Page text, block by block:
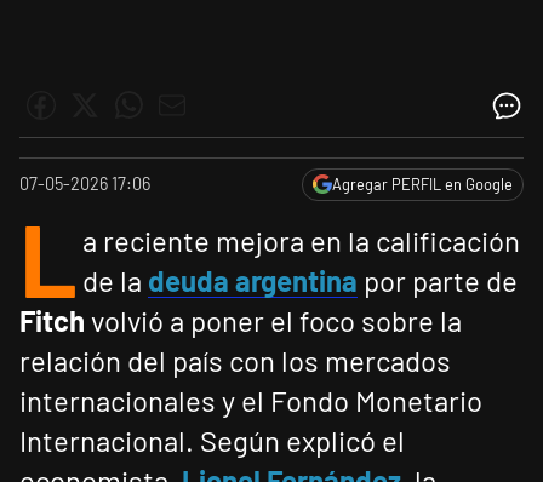
07-05-2026 17:06 Agregar PERFIL en Google
L a reciente mejora en la calificación
de la deuda argentina por parte de
Fitch volvió a poner el foco sobre la
relación del país con los mercados
internacionales y el Fondo Monetario
Internacional. Según explicó el